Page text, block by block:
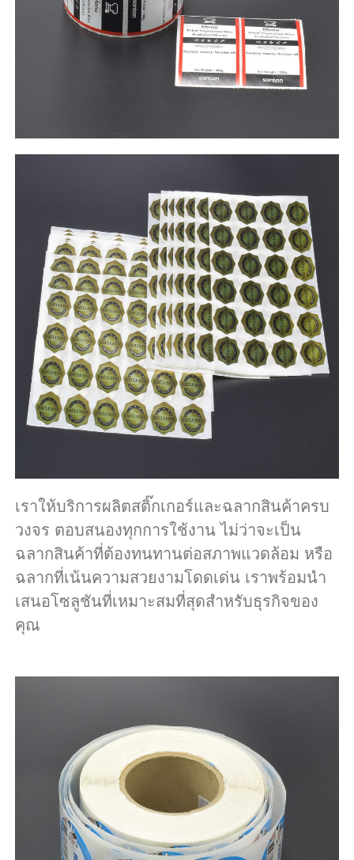
เราให้บริการผลิตสติ๊กเกอร์และฉลากสินค้าครบ
วงจร ตอบสนองทุกการใช้งาน ไม่ว่าจะเป็น
ฉลากสินค้าที่ต้องทนทานต่อสภาพแวดล้อม หรือ
ฉลากที่เน้นความสวยงามโดดเด่น เราพร้อมนำ
เสนอโซลูชันที่เหมาะสมที่สุดสำหรับธุรกิจของ
คุณ